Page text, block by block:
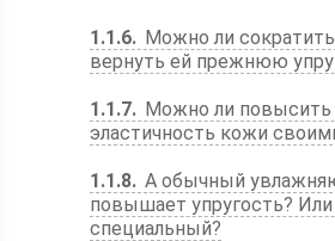
1.1.6
Можно ли
вернуть ей прежнюю
1.1.7
Можно ли повысить
эластичность кожи
1.1.8 А обычный
повышает упругость?
специальный?